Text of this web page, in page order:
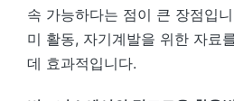
속 가능하다는 점이 큰 장점입
미 활동, 자기계발을 위한 자료
데 효과적입니다.